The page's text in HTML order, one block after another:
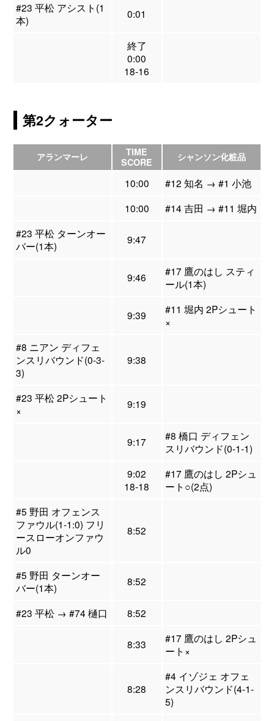
#23 平松 アシスト(1
本)
0:01
終了
0:00
18-16
第2クォーター
アランマーレ
TIME
SCORE
シャンソン化粧品
10:00
#12 知名 → #1 小池
10:00
#14 吉田 → #11 堀内
#23 平松 ターンオー
バー(1本)
9:47
9:46
#17 鷹のはし スティ
ール(1本)
9:39
#11 堀内 2Pシュート
×
#8 ニアン ディフェ
ンスリバウンド(0-3-
3)
9:38
#23 平松 2Pシュート
×
9:19
9:17
#8 橋口 ディフェン
スリバウンド(0-1-1)
9:02
18-18
#17 鷹のはし 2Pシュ
ート○(2点)
#5 野田 オフェンス
ファウル(1-1:0) フリ
ースローオンファウ
ル0
8:52
#5 野田 ターンオー
バー(1本)
8:52
#23 平松 → #74 樋口 8:52
8:33
#17 鷹のはし 2Pシュ
ート×
8:28
#4 イゾジェ オフェ
ンスリバウンド(4-1-
5)